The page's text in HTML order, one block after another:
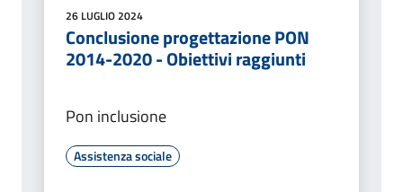
26 LUGLIO 2024
Conclusione progettazione PON
2014-2020 - Obiettivi raggiunti
Pon inclusione
Assistenza sociale